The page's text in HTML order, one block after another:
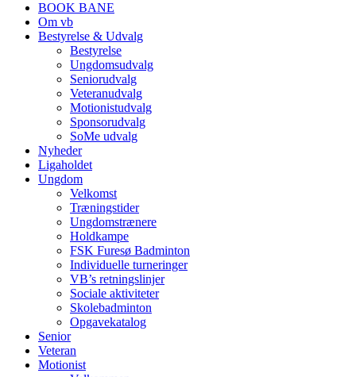
BOOK BANE
Om vb
Bestyrelse & Udvalg
Bestyrelse
Ungdomsudvalg
Seniorudvalg
Veteranudvalg
Motionistudvalg
Sponsorudvalg
SoMe udvalg
Nyheder
Ligaholdet
Ungdom
Velkomst
Træningstider
Ungdomstrænere
Holdkampe
FSK Furesø Badminton
Individuelle turneringer
VB’s retningslinjer
Sociale aktiviteter
Skolebadminton
Opgavekatalog
Senior
Veteran
Motionist